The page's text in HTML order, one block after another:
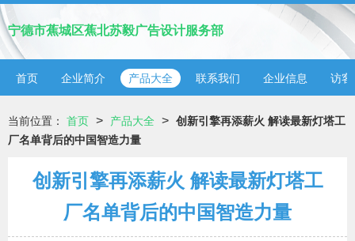
宁德市蕉城区蕉北苏毅广告设计服务部
首页 企业简介 产品大全 联系我们 企业信息 访客
当前位置： 首页 > 产品大全 > 创新引擎再添薪火 解读最新灯塔工
厂名单背后的中国智造力量
创新引擎再添薪火 解读最新灯塔工
厂名单背后的中国智造力量